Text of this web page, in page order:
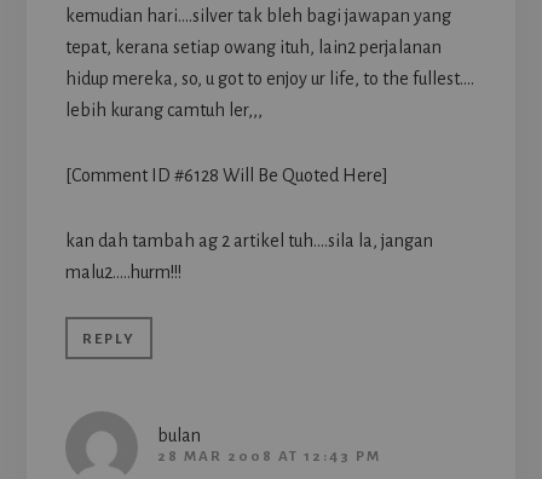
kemudian hari….silver tak bleh bagi jawapan yang
tepat, kerana setiap owang ituh, lain2 perjalanan
hidup mereka, so, u got to enjoy ur life, to the fullest….
lebih kurang camtuh ler,,,
[Comment ID #6128 Will Be Quoted Here]
kan dah tambah ag 2 artikel tuh….sila la, jangan
malu2…..hurm!!!
REPLY
bulan
28 MAR 2008 AT 12:43 PM